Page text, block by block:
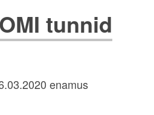
tunnid
enamus